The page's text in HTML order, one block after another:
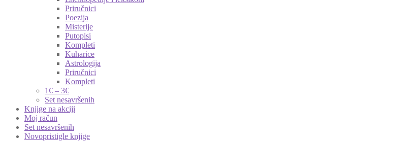
Priručnici
Poezija
Misterije
Putopisi
Kompleti
Kuharice
Astrologija
Priručnici
Kompleti
1€ – 3€
Set nesavršenih
Knjige na akciji
Moj račun
Set nesavršenih
Novopristigle knjige